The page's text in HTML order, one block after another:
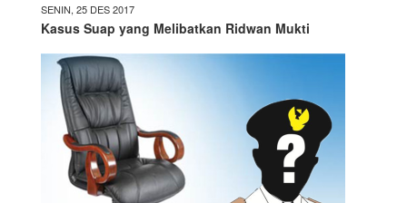
SENIN, 25 DES 2017
Kasus Suap yang Melibatkan Ridwan Mukti